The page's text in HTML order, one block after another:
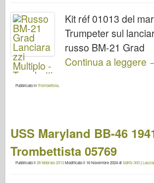
Kit réf 01013 del
Trumpeter sul
russo BM-21 Grad
Continua a leggere
Pubblicato inTrombettista
USS Maryland BB-46
Trombettista 05769
Pubblicato il28 febbraio 2013Modificato il 16 Novembre 2024diSdKfz.000|